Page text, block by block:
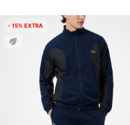
- 15% EXTRA